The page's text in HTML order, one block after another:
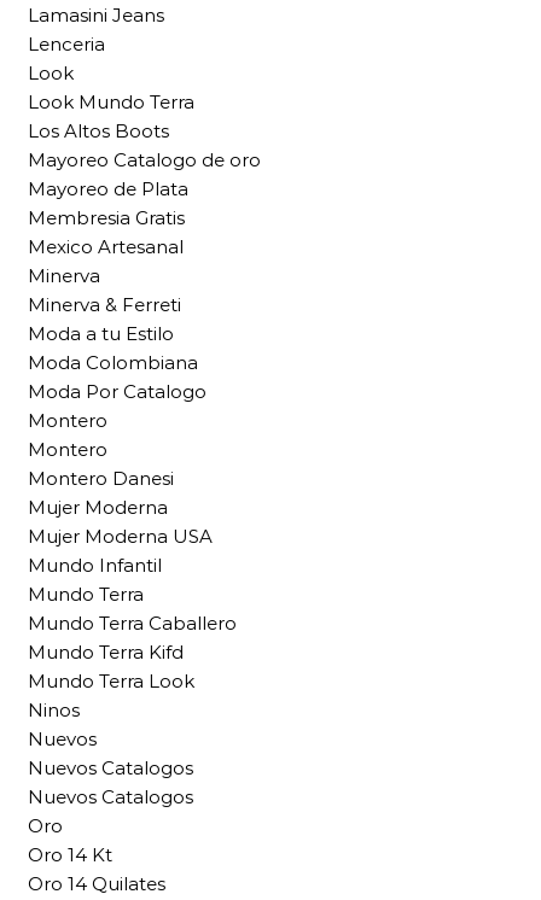
Lamasini Jeans
Lenceria
Look
Look Mundo Terra
Los Altos Boots
Mayoreo Catalogo de oro
Mayoreo de Plata
Membresia Gratis
Mexico Artesanal
Minerva
Minerva & Ferreti
Moda a tu Estilo
Moda Colombiana
Moda Por Catalogo
Montero
Montero
Montero Danesi
Mujer Moderna
Mujer Moderna USA
Mundo Infantil
Mundo Terra
Mundo Terra Caballero
Mundo Terra Kifd
Mundo Terra Look
Ninos
Nuevos
Nuevos Catalogos
Nuevos Catalogos
Oro
Oro 14 Kt
Oro 14 Quilates